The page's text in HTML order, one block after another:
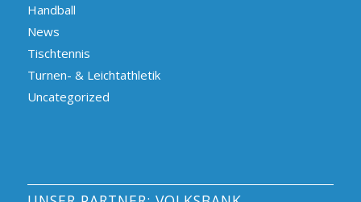
Handball
News
Tischtennis
Turnen- & Leichtathletik
Uncategorized